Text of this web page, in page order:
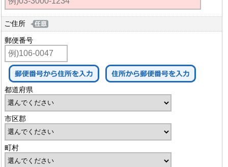
ご住所
郵便番号
都道府県
市区郡
町村